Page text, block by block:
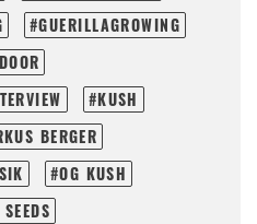
GUERILLAGROWING
KUSH
BERGER
OG KUSH